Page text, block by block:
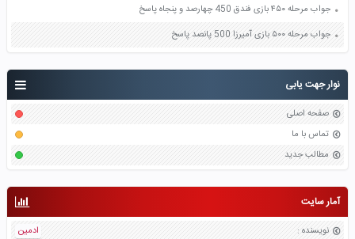
نوار جهت یابی
صفحه اصلی
تماس با ما
مطالب جدید
آمار سایت
نویسنده :
ادمین
جواب مرحله ۴۵۰ بازی فندق 450 چهارصد و پنجاه پاسخ
جواب مرحله ۵۰۰ بازی آمیرزا 500 پانصد پاسخ